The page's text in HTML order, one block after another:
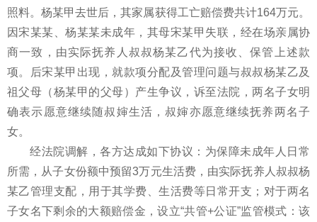
照料。杨某甲去世后，其家属获得工亡赔偿费共计164万元。
因宋某某、杨某某未成年，其母宋某甲失联，经在场亲属协
商一致，由实际抚养人叔叔杨某乙代为接收、保管上述款
项。后宋某甲出现，就款项分配及管理问题与叔叔杨某乙及
祖父母（杨某甲的父母）产生争议，诉至法院，两名子女明
确表示愿意继续随叔婶生活，叔婶亦愿意继续抚养两名子
女。
经法院调解，各方达成如下协议：为保障未成年人日常
所需，从子女份额中预留3万元生活费，由实际抚养人叔叔杨
某乙管理支配，用于其学费、生活费等日常开支；对于两名
子女名下剩余的大额赔偿金，设立“共管+公证”监管模式：该